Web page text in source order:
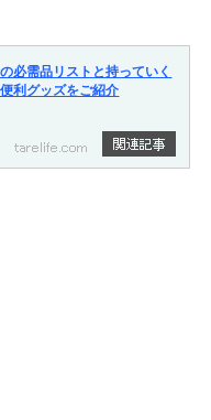
必需品リストと持っていく
利グッズをご紹介